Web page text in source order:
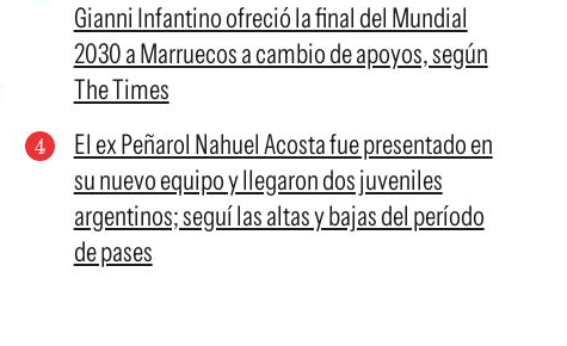
Gianni Infantino ofreció la final del Mundial
2030 a Marruecos a cambio de apoyos, según
The Times
El ex Peñarol Nahuel Acosta fue presentado en
su nuevo equipo y llegaron dos juveniles
argentinos; seguí las altas y bajas del período
de pases